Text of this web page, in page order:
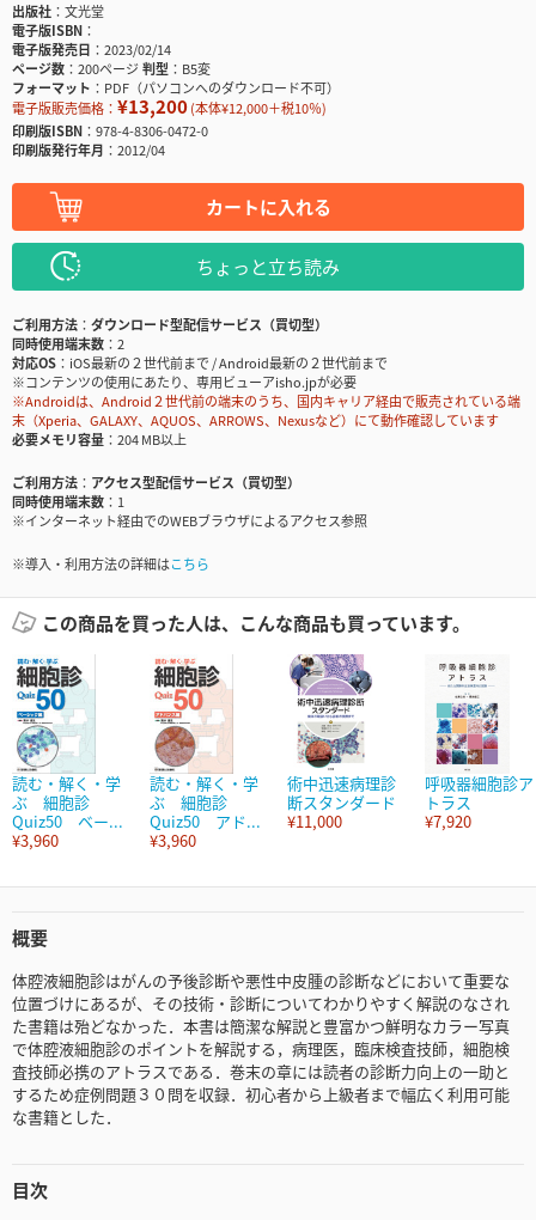
出版社
文光堂
電子版ISBN
電子版発売日
2023/02/14
ページ数
200ページ判型
B5変
フォーマット
PDF（パソコンへのダウンロード不可）
電子版販売価格： ¥13,200(本体¥12,000＋税10％)
印刷版ISBN
978-4-8306-0472-0
印刷版発行年月
2012/04
カートに入れる
ちょっと立ち読み
ご利用方法
ダウンロード型配信サービス（買切型）
同時使用端末数
2
対応OS
iOS最新の２世代前まで / Android最新の２世代前まで
※コンテンツの使用にあたり、専用ビューアisho.jpが必要
※Androidは、Android２世代前の端末のうち、国内キャリア経由で販売されている端
末（Xperia、GALAXY、AQUOS、ARROWS、Nexusなど）にて動作確認しています
必要メモリ容量
204 MB以上
ご利用方法
アクセス型配信サービス（買切型）
同時使用端末数
1
※インターネット経由でのWEBブラウザによるアクセス参照
※導入・利用方法の詳細はこちら
この商品を買った人は、こんな商品も買っています。
読む・解く・学
ぶ 細胞診
Quiz50 ベー...
¥3,960
読む・解く・学
ぶ 細胞診
Quiz50 アド...
¥3,960
術中迅速病理診
断スタンダード
¥11,000
呼吸器細胞診ア
トラス
¥7,920
概要
体腔液細胞診はがんの予後診断や悪性中皮腫の診断などにおいて重要な
位置づけにあるが、その技術・診断についてわかりやすく解説のなされ
た書籍は殆どなかった．本書は簡潔な解説と豊富かつ鮮明なカラー写真
で体腔液細胞診のポイントを解説する，病理医，臨床検査技師，細胞検
査技師必携のアトラスである．巻末の章には読者の診断力向上の一助と
するため症例問題３０問を収録．初心者から上級者まで幅広く利用可能
な書籍とした．
目次